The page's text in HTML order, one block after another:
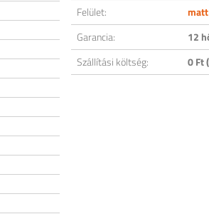
Felület:
matt
Garancia:
12
Szállítási költség:
0 Ft